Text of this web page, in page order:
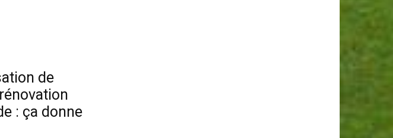
de
: ça donne